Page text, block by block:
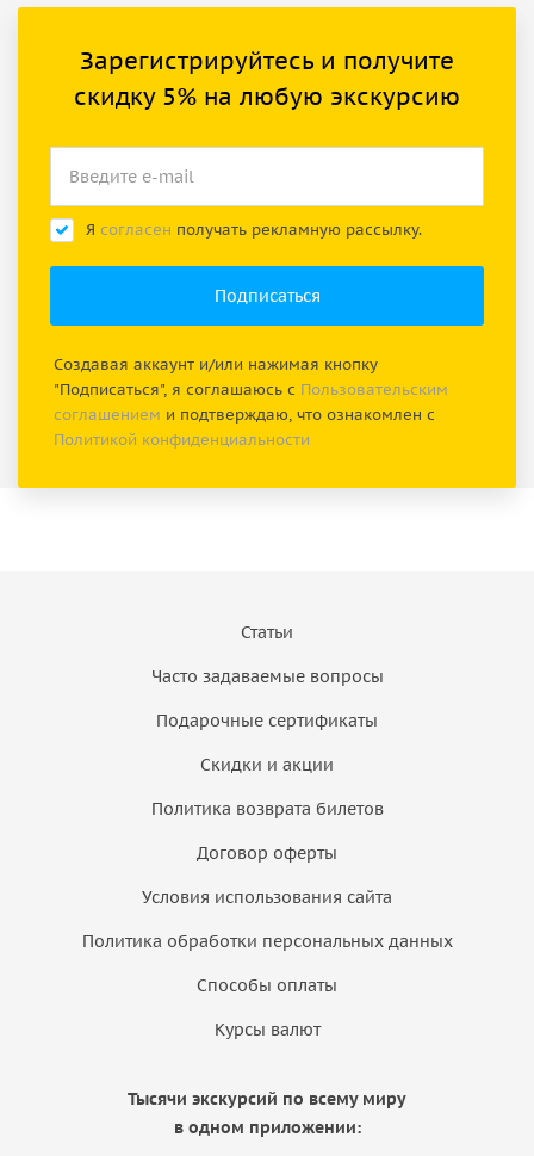
Зарегистрируйтесь и получите
скидку 5% на любую экскурсию
Я согласен получать рекламную рассылку.
Создавая аккаунт и/или нажимая кнопку
"Подписаться", я соглашаюсь с Пользовательским
соглашением и подтверждаю, что ознакомлен с
Политикой конфиденциальности
Статьи
Часто задаваемые вопросы
Подарочные сертификаты
Скидки и акции
Политика возврата билетов
Договор оферты
Условия использования сайта
Политика обработки персональных данных
Способы оплаты
Курсы валют
Тысячи экскурсий по всему миру
в одном приложении: